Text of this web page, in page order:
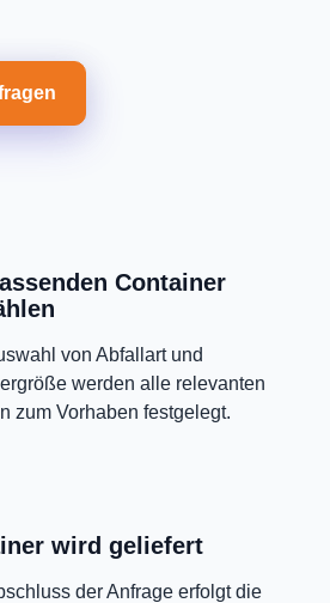
Container
von Abfallart und
werden alle relevanten
zum Vorhaben festgelegt.
wird geliefert
der Anfrage erfolgt die